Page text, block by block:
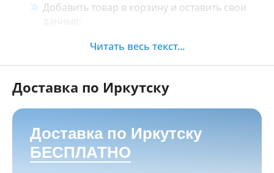
Добавить товар в корзину и оставить свои
данные;
Менеджер свяжется с Вами в течение 30
Как оплатить:
Наличными, пластиковой картой, кредитной
картой и картой ХАЛВА в кассе нашего
магазина по адресуг. Иркутск, ул. Баррикад
24а, Мотосалон БАРС
Читать весь текст...
Доставка по Иркутску
Доставка по Иркутску
БЕСПЛАТНО